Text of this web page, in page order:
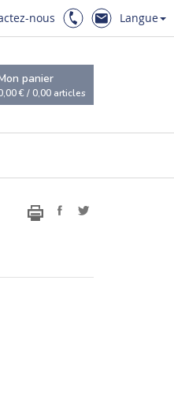
nous Langue
panier
€/0,00 articles